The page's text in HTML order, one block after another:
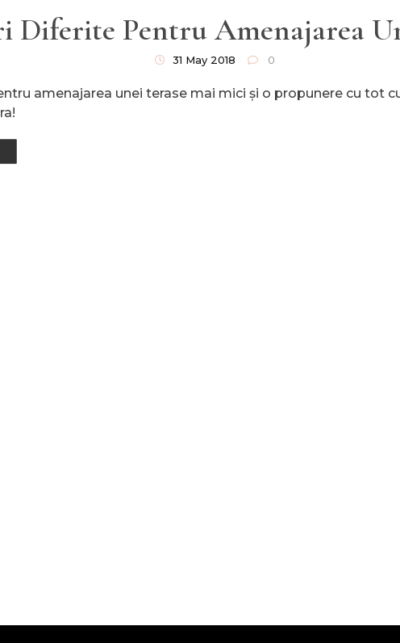
Diferite Pentru Amenajarea
31 May 2018 0
amenajarea unei terase mai mici și o propunere cu tot